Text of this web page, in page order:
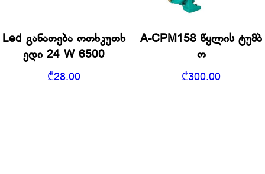
Led განათება ოთხკუთხ
ედი 24 W 6500
₾28.00
A-CPM158 წყლის ტუმბ
ო
₾300.00